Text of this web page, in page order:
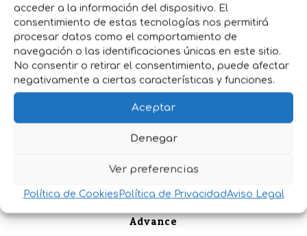
acceder a la información del dispositivo. El
consentimiento de estas tecnologías nos permitirá
procesar datos como el comportamiento de
navegación o las identificaciones únicas en este sitio.
No consentir o retirar el consentimiento, puede afectar
negativamente a ciertas características y funciones.
Aceptar
Denegar
Ver preferencias
Política de Cookies Política de PrivacidadAviso Legal
Advance